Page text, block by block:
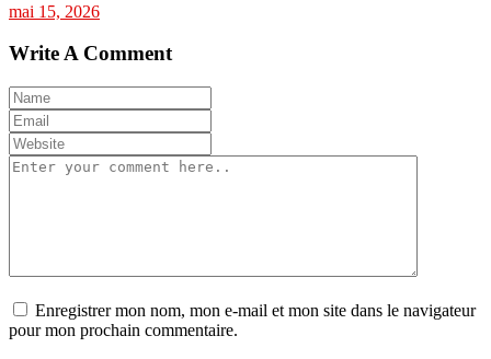
mai 15, 2026
Write A Comment
Enregistrer mon nom, mon e-mail et mon site dans le navigateur
pour mon prochain commentaire.